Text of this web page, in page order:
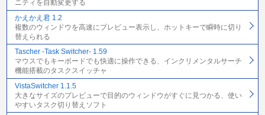
ニティを自動変更する
かえかえ君 1.2
複数のウィンドウを高速にプレビュー表示し、ホットキーで瞬時に切り
替えられる
Tascher -Task Switcher- 1.59
マウスでもキーボードでも快適に操作できる、インクリメンタルサーチ
機能搭載のタスクスイッチャ
VistaSwitcher 1.1.5
大きなサイズのプレビューで目的のウィンドウがすぐに見つかる、使い
やすいタスク切り替えソフト